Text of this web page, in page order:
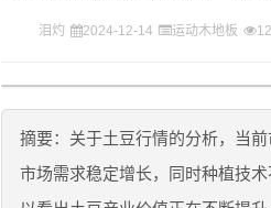
泪灼 2024-12-14 运动木地板
摘要：关于土豆行情的分析，当
市场需求稳定增长，同时种植技